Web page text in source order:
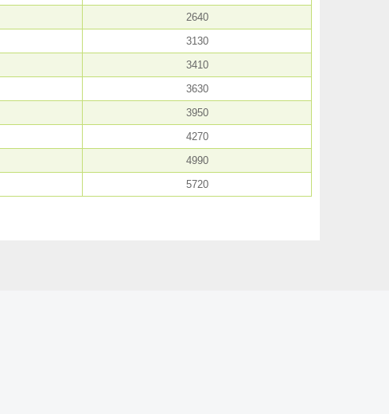
2640
3130
3410
3630
3950
4270
4990
5720